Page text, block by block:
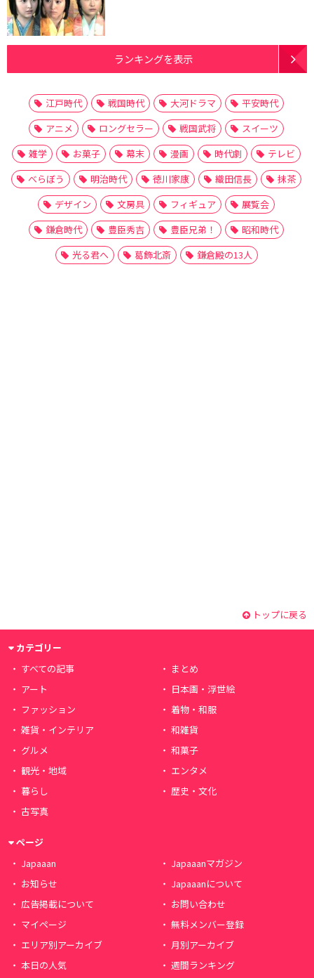
ランキングを表示
江戸時代 戦国時代 大河ドラマ
平安時代
アニメ
ロングセラー 戦国武将
スイーツ
雑学
お菓子 幕末 漫画 時代劇
テレビ
べらぼう
明治時代 徳川家康 織田信長
抹茶
デザイン
文房具 フィギュア
展覧会
鎌倉時代
豊臣秀吉 豊臣兄弟！
昭和時代
光る君へ
葛飾北斎 鎌倉殿の13人
トップに戻る
カテゴリー
すべての記事
まとめ
アート
日本画・浮世絵
ファッション
着物・和服
雑貨・インテリア
和雑貨
グルメ
和菓子
観光・地域
エンタメ
暮らし
歴史・文化
古写真
ページ
Japaaan
Japaaanマガジン
お知らせ
Japaaanについて
広告掲載について
お問い合わせ
マイページ
無料メンバー登録
エリア別アーカイブ
月別アーカイブ
本日の人気
週間ランキング